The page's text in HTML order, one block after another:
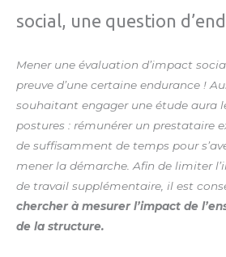
social, une question
Mener une évaluation d’impact
preuve d’une certaine endurance !
souhaitant engager une étude aura
postures : rémunérer un prestataire
de suffisamment de temps pour
mener la démarche. Afin de limiter
de travail supplémentaire, il est
chercher à mesurer l’impact de
de la structure.